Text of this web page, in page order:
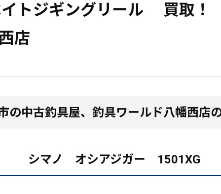
トジギングリール 買取
店
の中古釣具屋、釣具ワールド八幡西店
シマノ オシアジガー 1501XG